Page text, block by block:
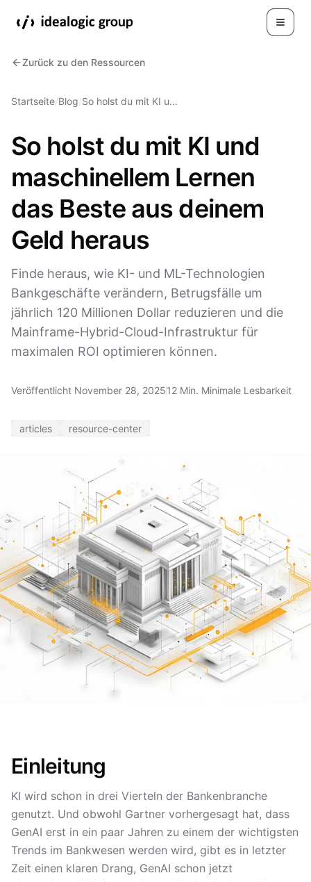
Zurück zu den Ressourcen
Startseite/Blog/So holst du mit KI u…
So holst du mit KI und
maschinellem Lernen
das Beste aus deinem
Geld heraus
Finde heraus, wie KI- und ML-Technologien
Bankgeschäfte verändern, Betrugsfälle um
jährlich 120 Millionen Dollar reduzieren und die
Mainframe-Hybrid-Cloud-Infrastruktur für
maximalen ROI optimieren können.
Veröffentlicht November 28, 202512 Min. Minimale Lesbarkeit
articles resource-center
Einleitung
KI wird schon in drei Vierteln der Bankenbranche
genutzt. Und obwohl Gartner vorhergesagt hat, dass
GenAI erst in ein paar Jahren zu einem der wichtigsten
Trends im Bankwesen werden wird, gibt es in letzter
Zeit einen klaren Drang, GenAI schon jetzt